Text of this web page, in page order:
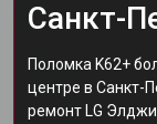
Санкт-
Поломка K62+
центре в Санкт-
ремонт LG